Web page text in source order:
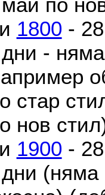
1800 -
дни -
стар
нов
1900 -
дни